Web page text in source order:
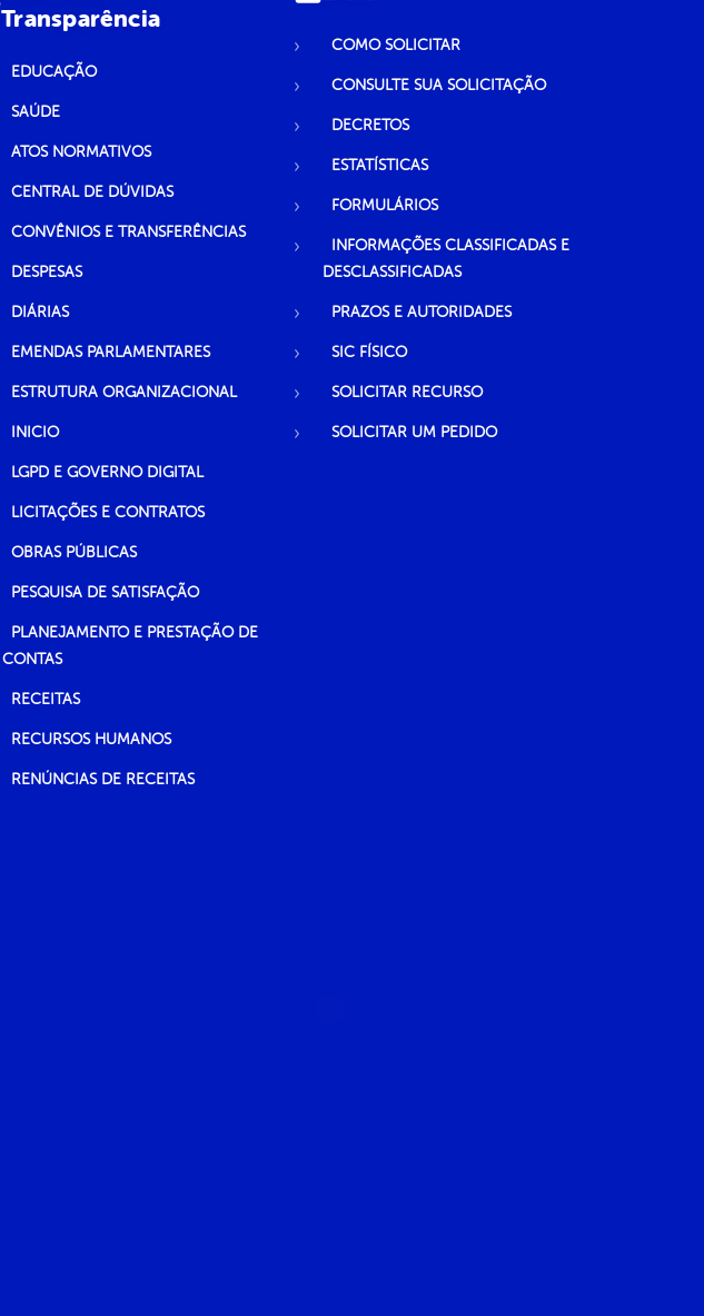
Transparência
EDUCAÇÃO
SAÚDE
ATOS NORMATIVOS
CENTRAL DE DÚVIDAS
CONVÊNIOS E TRANSFERÊNCIAS
DESPESAS
DIÁRIAS
EMENDAS PARLAMENTARES
ESTRUTURA ORGANIZACIONAL
INICIO
LGPD E GOVERNO DIGITAL
LICITAÇÕES E CONTRATOS
OBRAS PÚBLICAS
PESQUISA DE SATISFAÇÃO
PLANEJAMENTO E PRESTAÇÃO DE
CONTAS
RECEITAS
RECURSOS HUMANOS
RENÚNCIAS DE RECEITAS
COMO SOLICITAR
CONSULTE SUA SOLICITAÇÃO
DECRETOS
ESTATÍSTICAS
FORMULÁRIOS
INFORMAÇÕES CLASSIFICADAS E
DESCLASSIFICADAS
PRAZOS E AUTORIDADES
SIC FÍSICO
SOLICITAR RECURSO
SOLICITAR UM PEDIDO